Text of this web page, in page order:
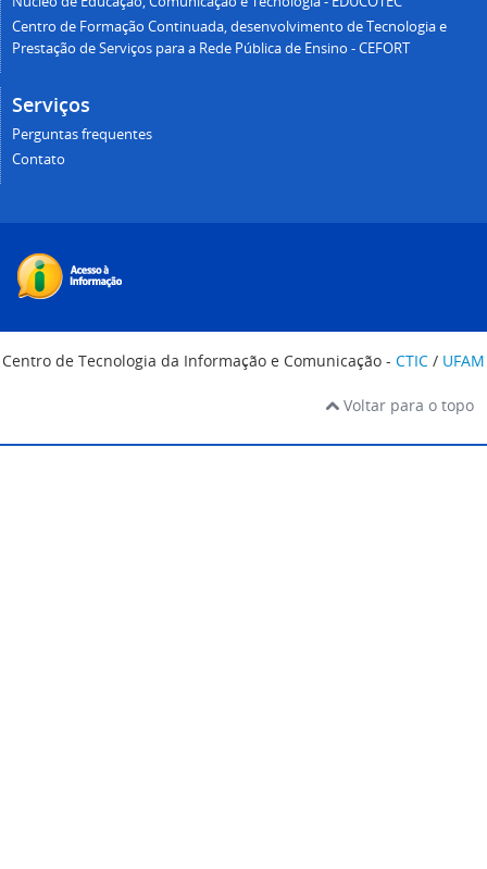
Centro de Formação Continuada, desenvolvimento de Tecnologia e
Prestação de Serviços para a Rede Pública de Ensino - CEFORT
Serviços
Perguntas frequentes
Contato
Centro de Tecnologia da Informação e Comunicação - CTIC / UFAM
Voltar para o topo